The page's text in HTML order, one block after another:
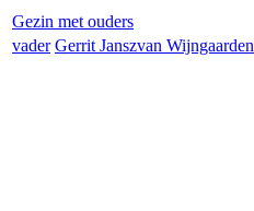
Gezin met ouders
vader Gerrit Janszvan Wijngaarden